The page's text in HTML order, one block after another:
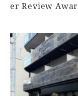
er Review